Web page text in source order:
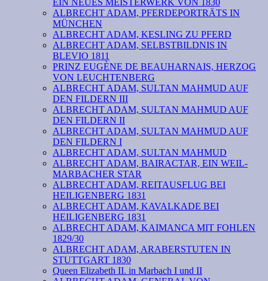
ALBRECHT ADAM, PFERDEPORTRÄTS IN
MÜNCHEN
ALBRECHT ADAM, KESLING ZU PFERD
ALBRECHT ADAM, SELBSTBILDNIS IN
BLEVIO 1811
PRINZ EUGÈNE DE BEAUHARNAIS, HERZOG
VON LEUCHTENBERG
ALBRECHT ADAM, SULTAN MAHMUD AUF
DEN FILDERN III
ALBRECHT ADAM, SULTAN MAHMUD AUF
DEN FILDERN II
ALBRECHT ADAM, SULTAN MAHMUD AUF
DEN FILDERN I
ALBRECHT ADAM, SULTAN MAHMUD
ALBRECHT ADAM, BAIRACTAR, EIN WEIL-
MARBACHER STAR
ALBRECHT ADAM, REITAUSFLUG BEI
HEILIGENBERG 1831
ALBRECHT ADAM, KAVALKADE BEI
HEILIGENBERG 1831
ALBRECHT ADAM, KAIMANCA MIT FOHLEN
1829/30
ALBRECHT ADAM, ARABERSTUTEN IN
STUTTGART 1830
Queen Elizabeth II. in Marbach I und II